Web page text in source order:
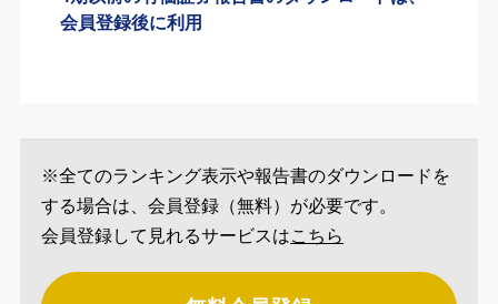
会員登録後に利用
※全てのランキング表示や報告書のダウンロードを
する場合は、会員登録（無料）が必要です。
会員登録して見れるサービスはこちら